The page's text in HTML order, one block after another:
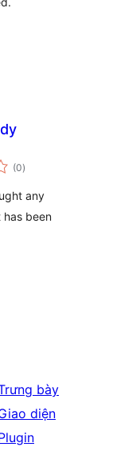
(0tổng
đánh
)
any
been
bày
diện